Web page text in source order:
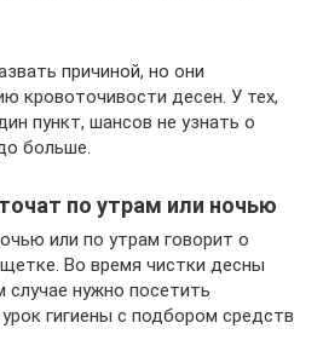
причиной, но они
кровоточивости десен. У тех,
пункт, шансов не узнать о
больше.
по утрам или ночью
или по утрам говорит о
Во время чистки десны
нужно посетить
гигиены с подбором средств